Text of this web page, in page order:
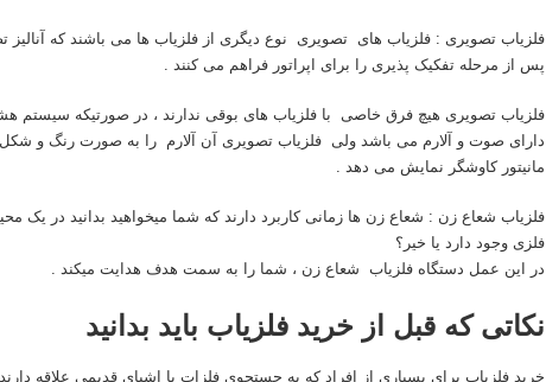
فلزیاب تصویری : فلزیاب های تصویری نوع دیگری از فلزیاب ها می باشند که آنالیز
پس از مرحله تفکیک پذیری را برای اپراتور فراهم می کنند .
فلزیاب تصویری هیچ فرق خاصی با فلزیاب های بوقی ندارند ، در صورتیکه سیستم
دارای صوت و آلارم می باشد ولی فلزیاب تصویری آن آلارم را به صورت رنگ و
مانیتور کاوشگر نمایش می دهد .
فلزیاب شعاع زن : شعاع زن ها زمانی کاربرد دارند که شما میخواهید بدانید در یک
فلزی وجود دارد یا خیر؟
در این عمل دستگاه فلزیاب شعاع زن ، شما را به سمت هدف هدایت میکند .
نکاتی که قبل از خرید فلزیاب باید بدانید
خرید فلزیاب برای بسیاری از افراد که به جستجوی فلزات یا اشیای قدیمی علاقه